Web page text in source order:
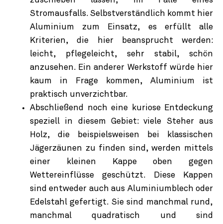
Stromausfalls. Selbstverständlich kommt hier
Aluminium zum Einsatz, es erfüllt alle
Kriterien, die hier beansprucht werden:
leicht, pflegeleicht, sehr stabil, schön
anzusehen. Ein anderer Werkstoff würde hier
kaum in Frage kommen, Aluminium ist
praktisch unverzichtbar.
Abschließend noch eine kuriose Entdeckung
speziell in diesem Gebiet: viele Steher aus
Holz, die beispielsweisen bei klassischen
Jägerzäunen zu finden sind, werden mittels
einer kleinen Kappe oben gegen
Wettereinflüsse geschützt. Diese Kappen
sind entweder auch aus Aluminiumblech oder
Edelstahl gefertigt. Sie sind manchmal rund,
manchmal quadratisch und sind